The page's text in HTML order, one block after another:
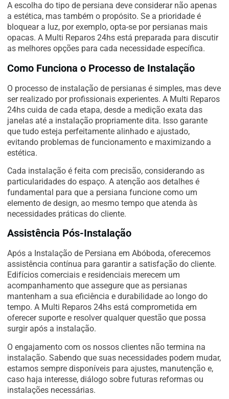
A escolha do tipo de persiana deve considerar não apenas
a estética, mas também o propósito. Se a prioridade é
bloquear a luz, por exemplo, opta-se por persianas mais
opacas. A Multi Reparos 24hs está preparada para discutir
as melhores opções para cada necessidade específica.
Como Funciona o Processo de Instalação
O processo de instalação de persianas é simples, mas deve
ser realizado por profissionais experientes. A Multi Reparos
24hs cuida de cada etapa, desde a medição exata das
janelas até a instalação propriamente dita. Isso garante
que tudo esteja perfeitamente alinhado e ajustado,
evitando problemas de funcionamento e maximizando a
estética.
Cada instalação é feita com precisão, considerando as
particularidades do espaço. A atenção aos detalhes é
fundamental para que a persiana funcione como um
elemento de design, ao mesmo tempo que atenda às
necessidades práticas do cliente.
Assistência Pós-Instalação
Após a Instalação de Persiana em Abóboda, oferecemos
assistência contínua para garantir a satisfação do cliente.
Edifícios comerciais e residenciais merecem um
acompanhamento que assegure que as persianas
mantenham a sua eficiência e durabilidade ao longo do
tempo. A Multi Reparos 24hs está comprometida em
oferecer suporte e resolver qualquer questão que possa
surgir após a instalação.
O engajamento com os nossos clientes não termina na
instalação. Sabendo que suas necessidades podem mudar,
estamos sempre disponíveis para ajustes, manutenção e,
caso haja interesse, diálogo sobre futuras reformas ou
instalações necessárias.